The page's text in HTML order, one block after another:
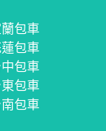
包車
包車
包車
包車
包車